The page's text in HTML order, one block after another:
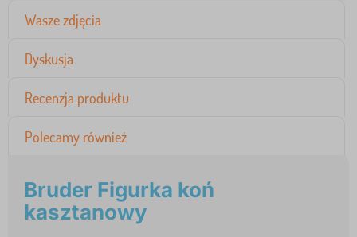
Wasze zdjęcia
Dyskusja
Recenzja produktu
Polecamy również
Bruder Figurka koń
kasztanowy